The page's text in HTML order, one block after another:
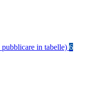
in tabelle) 6